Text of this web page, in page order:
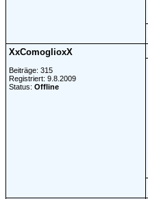
XxComoglioxX
Beiträge: 315
Registriert: 9.8.2009
Status: Offline